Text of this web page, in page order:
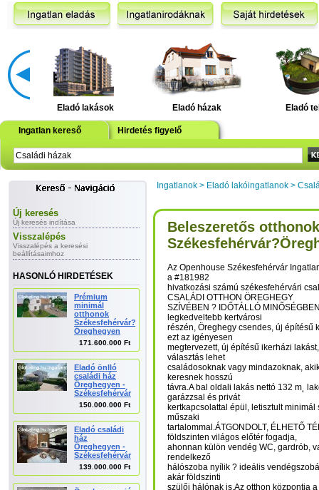
Eladó lakások Eladó házak Eladó
Ingatlan kereső Hirdetés figyelő
Új keresés
Új keresés indítása
Visszalépés
Visszalépés a keresési
beállításaimhoz
HASONLÓ HIRDETÉSEK
Prémium
minimál
otthonok
Székesfehérvár?
Öreghegyen
171.600.000 Ft
Eladó önlló
családi ház
Öreghegyen -
Székesfehérvár
150.000.000 Ft
Eladó családi
ház
Öreghegyen -
Székesfehérvár
139.000.000 Ft
Ingatlanok > Eladó lakóingatlanok >
Beleszeretős otthonok
Az Openhouse Székesfehérvár
a #181982
hivatkozási számú székesfehérvári
CSALÁDI OTTHON ÖREGHEGY
SZÍVÉBEN ? IDŐTÁLLÓ
legkedveltebb kertvárosi
részén, Öreghegy csendes, új építésű
ezt az igényesen
megtervezett, új építésű ikerházi
választás lehet
családosoknak vagy mindazoknak,
keresnek hosszú
távra.A bal oldali lakás nettó 132 m˛
garázzsal és privát
kertkapcsolattal épül, letisztult minimál
műszaki
tartalommal.ÁTGONDOLT, ÉLHETŐ
földszinten világos előtér fogadja,
ahonnan külön vendég WC, gardrób,
rendelkező
hálószoba nyílik ? ideális
akár földszinti
szülői hálónak is.Az otthon központja a